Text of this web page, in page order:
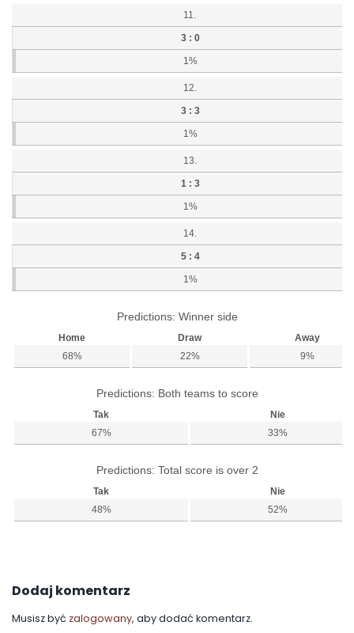
11.
3 : 0
1%
12.
3 : 3
1%
13.
1 : 3
1%
14.
5 : 4
1%
Predictions: Winner side
Home Draw
Away
68%
22% 9%
Predictions: Both teams to score
Tak
Nie
67%
33%
Predictions: Total score is over 2
Tak
Nie
48%
52%
Dodaj komentarz
Musisz być zalogowany, aby dodać komentarz.